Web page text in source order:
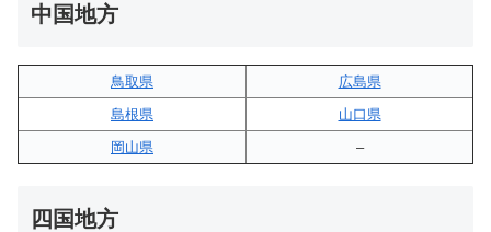
中国地方
鳥取県
広島県
島根県
山口県
岡山県
–
四国地方